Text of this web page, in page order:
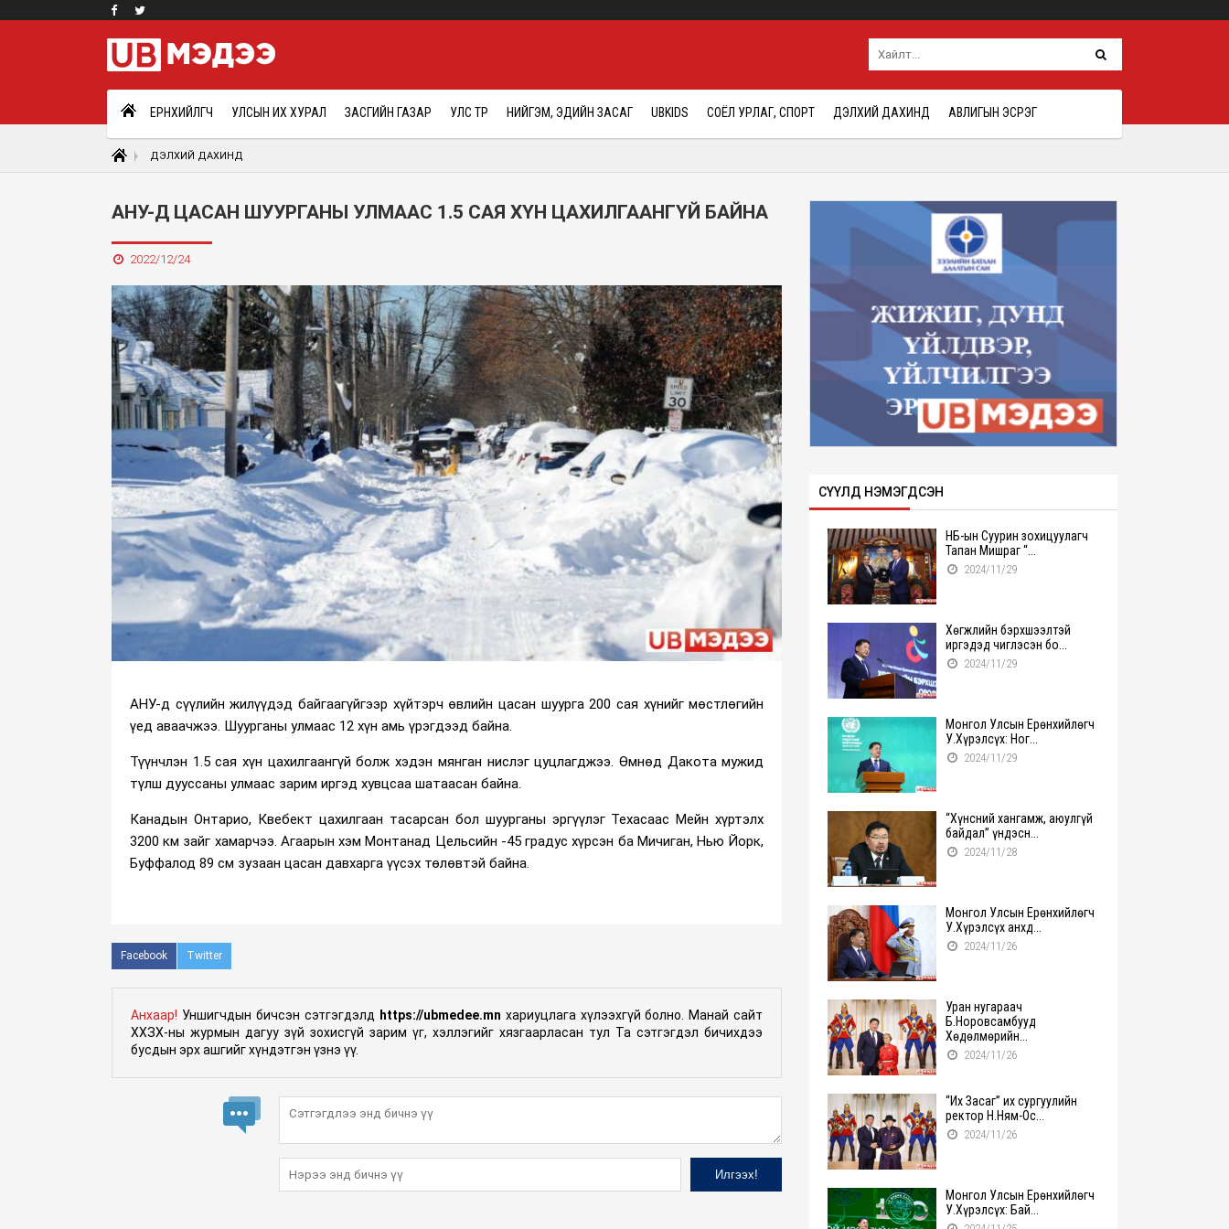
ЕРӨНХИЙЛӨГЧ УЛСЫН ИХ ХУРАЛ ЗАСГИЙН ГАЗАР УЛС ТӨР НИЙГЭМ, ЭДИЙН ЗАСАГ UBKIDS СОЁЛ УРЛАГ, СПОРТ ДЭЛХИЙ ДАХИНД АВЛИГЫН ЭСРЭГ
ДЭЛХИЙ ДАХИНД
АНУ-Д ЦАСАН ШУУРГАНЫ УЛМААС 1.5 САЯ ХҮН ЦАХИЛГААНГҮЙ БАЙНА
2022/12/24
АНУ-д сүүлийн жилүүдэд байгаагүйгээр хүйтэрч өвлийн цасан шуурга 200 сая хүнийг мөстлөгийн
үед аваачжээ. Шуурганы улмаас 12 хүн амь үрэгдээд байна.
Түүнчлэн 1.5 сая хүн цахилгаангүй болж хэдэн мянган нислэг цуцлагджээ. Өмнөд Дакота мужид
түлш дууссаны улмаас зарим иргэд хувцсаа шатаасан байна.
Канадын Онтарио, Квебект цахилгаан тасарсан бол шуурганы эргүүлэг Техасаас Мейн хүртэлх
3200 км зайг хамарчээ. Агаарын хэм Монтанад Цельсийн -45 градус хүрсэн ба Мичиган, Нью Йорк,
Буффалод 89 см зузаан цасан давхарга үүсэх төлөвтэй байна.
Facebook Twitter
Анхаар! Уншигчдын бичсэн сэтгэгдэлд https://ubmedee.mn хариуцлага хүлээхгүй болно. Манай сайт
ХХЗХ-ны журмын дагуу зүй зохисгүй зарим үг, хэллэгийг хязгаарласан тул Та сэтгэгдэл бичихдээ
бусдын эрх ашгийг хүндэтгэн үзнэ үү.
СҮҮЛД НЭМЭГДСЭН
НҮБ-ын Суурин зохицуулагч
Тапан Мишраг “...
2024/11/29
Хөгжлийн бэрхшээлтэй
иргэдэд чиглэсэн бо...
2024/11/29
Монгол Улсын Ерөнхийлөгч
У.Хүрэлсүх: Ног...
2024/11/29
“Хүнсний хангамж, аюулгүй
байдал” үндэсн...
2024/11/28
Монгол Улсын Ерөнхийлөгч
У.Хүрэлсүх анхд...
2024/11/26
Уран нугараач
Б.Норовсамбууд
Хөдөлмөрийн...
2024/11/26
“Их Засаг” их сургуулийн
ректор Н.Ням-Ос...
2024/11/26
Монгол Улсын Ерөнхийлөгч
У.Хүрэлсүх: Бай...